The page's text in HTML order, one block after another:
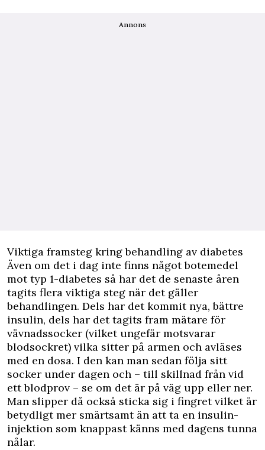
Annons
Viktiga framsteg kring behandling av diabetes
Även om det i dag inte finns något botemedel
mot typ 1-diabetes så har det de senaste åren
tagits flera viktiga steg när det gäller
behandlingen. Dels har det kommit nya, bättre
insulin, dels har det tagits fram mätare för
vävnadssocker (vilket ungefär motsvarar
blodsockret) vilka sitter på armen och avläses
med en dosa. I den kan man sedan följa sitt
socker under dagen och – till skillnad från vid
ett blodprov – se om det är på väg upp eller ner.
Man slipper då också sticka sig i fingret vilket är
betydligt mer smärtsamt än att ta en insulin-
injektion som knappast känns med dagens tunna
nålar.